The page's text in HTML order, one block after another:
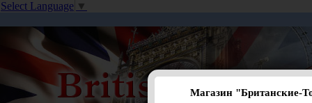
Select Language ▼
Магазин "Британские-